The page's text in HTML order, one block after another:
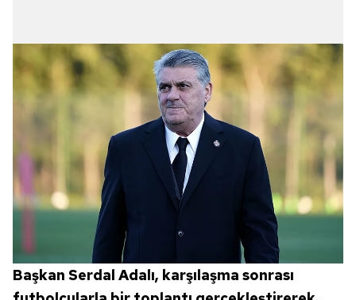
Başkan Serdal Adalı, karşılaşma sonrası